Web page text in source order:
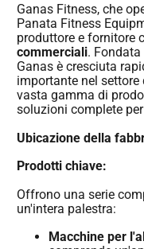
Ganas Fitness, che
Panata Fitness
produttore e fornitore
commerciali.
Ganas è cresciuta
importante nel
vasta gamma di
soluzioni complete
Ubicazione della
Prodotti chiave:
Offrono una serie
un'intera palestra:
Macchine per